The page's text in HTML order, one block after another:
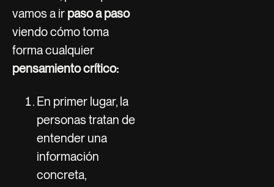
vamos a ir paso a paso
viendo cómo toma
forma cualquier
pensamiento crítico:
En primer lugar, la
personas tratan de
entender una
información
concreta,